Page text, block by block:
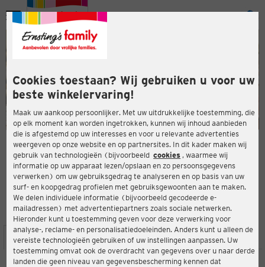
Cookies toestaan? Wij gebruiken u voor uw
beste winkelervaring!
Maak uw aankoop persoonlijker. Met uw uitdrukkelijke toestemming, die
op elk moment kan worden ingetrokken, kunnen wij inhoud aanbieden
die is afgestemd op uw interesses en voor u relevante advertenties
weergeven op onze website en op partnersites. In dit kader maken wij
gebruik van technologieën (bijvoorbeeld cookies , waarmee wij
informatie op uw apparaat lezen/opslaan en zo persoonsgegevens
verwerken) om uw gebruiksgedrag te analyseren en op basis van uw
surf- en koopgedrag profielen met gebruiksgewoonten aan te maken.
We delen individuele informatie (bijvoorbeeld gecodeerde e-
mailadressen) met advertentiepartners zoals sociale netwerken.
Hieronder kunt u toestemming geven voor deze verwerking voor
analyse-, reclame- en personalisatiedoeleinden. Anders kunt u alleen de
vereiste technologieën gebruiken of uw instellingen aanpassen. Uw
toestemming omvat ook de overdracht van gegevens over u naar derde
landen die geen niveau van gegevensbescherming kennen dat
Menu
ERNSTING'S FAMILY-WINKEL
Neumarktstraße 43
31683 Obernkirchen
4,3
Beoordeling:
LOCATIE SERVICES ASSORTIMENT ACTIES